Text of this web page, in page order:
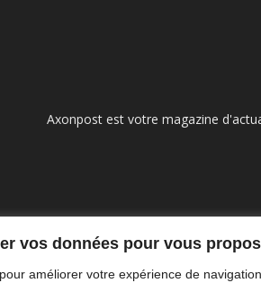
vos données pour vous
améliorer votre expérience de
Axonpost est votre magazine